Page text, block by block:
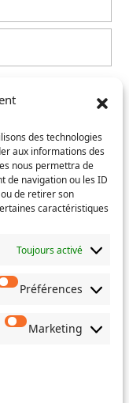
des technologies
aux informations des
nous permettra de
de navigation ou les ID
de retirer son
caractéristiques
Toujours activé
Préférences
Marketing
de naissance et/ou
service